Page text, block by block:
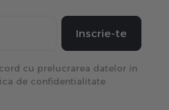
Inscrie-te
cu prelucrarea datelor in
de confidentialitate